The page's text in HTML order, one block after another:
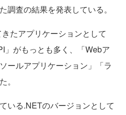
調査の結果を発表している。
たアプリケーションとして
」がもっとも多く、「Webア
ールアプリケーション」「ラ
。
いる.NETのバージョンとして